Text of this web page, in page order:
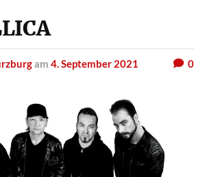
am4. September 2021 0